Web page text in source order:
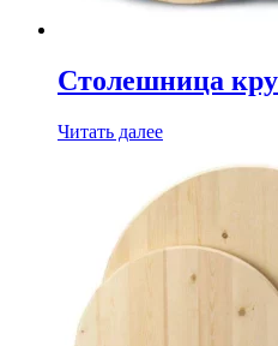
Столешница
Читать далее